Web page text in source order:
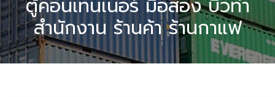
ตู้คอนเทนเนอร์ มือสอง บิ้วทำ
สำนักงาน ร้านค้า ร้านกาแฟ